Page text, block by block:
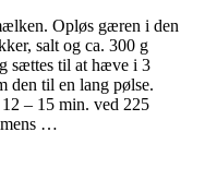
Opløs gæren i den
salt og ca. 300 g
sættes til at hæve i 3
den til en lang pølse.
– 15 min. ved 225
…